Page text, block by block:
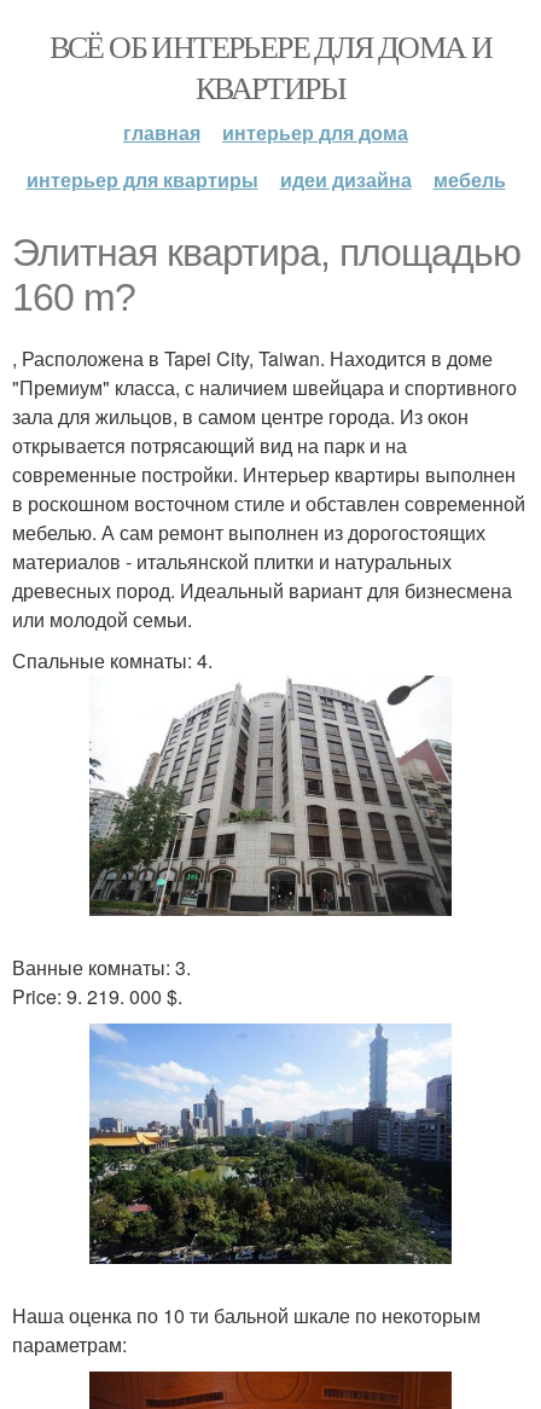
ВСЁ ОБ ИНТЕРЬЕРЕ ДЛЯ ДОМА И
КВАРТИРЫ
главная
интерьер для дома
интерьер для квартиры
идеи дизайна мебель
Элитная квартира, площадью
160 m?
, Расположена в Tapei City, Taiwan. Находится в доме
"Премиум" класса, с наличием швейцара и спортивного
зала для жильцов, в самом центре города. Из окон
открывается потрясающий вид на парк и на
современные постройки. Интерьер квартиры выполнен
в роскошном восточном стиле и обставлен современной
мебелью. А сам ремонт выполнен из дорогостоящих
материалов - итальянской плитки и натуральных
древесных пород. Идеальный вариант для бизнесмена
или молодой семьи.
Спальные комнаты: 4.
Ванные комнаты: 3.
Price: 9. 219. 000 $.
Наша оценка по 10 ти бальной шкале по некоторым
параметрам: